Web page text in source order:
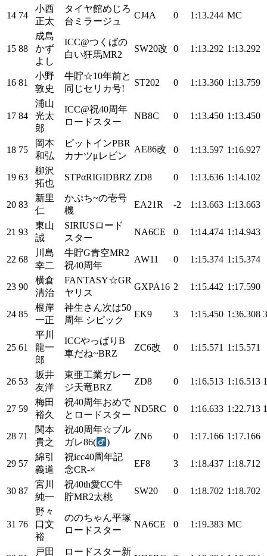
14 74
小西
正太
タイヤ館めじろ
台ミラージュ
CJ4A 0 1:13.244 MC
15 88
成島
かず
よし
ICC@つくばの
白い狂馬MR2
SW20改 0 1:13.292 1:13.292
16 81
小野
敦史
牛貯☆10年前と
同じセリカ号!
ST202 0 1:13.360 1:13.759
17 84
浦山
光太
郎
ICC@祝40周年
ロードスター
NB8C 0 1:13.450 1:13.450
18 75
岡本
和弘
ピットインPBR
カナツμレビン
AE86改 0 1:13.597 1:16.927
19 63
柳沢
拓也
STPαRIGIDBRZ ZD8 0 1:13.636 1:14.102
20 83
新里
仁
かぷち~の壱号
機
EA21R -2 1:13.663 1:13.663
21 93
東山
誠
SIRIUSロード
スター
NA6CE 0 1:14.474 1:14.943
22 68
川島
幸二
牛貯G青空MR2
祝40周年
AW11 0 1:15.374 1:15.374
23 90
横倉
清治
FANTASY☆GR
ヤリス
GXPA16 2 1:15.442 1:17.590
24 85
根岸
一正
神生さん次は50
周年 シピック
EK9 3 1:15.450 1:36.308 3
25 61
平川
龍一
郎
ICCやっばりB
車だね~BRZ
ZC6改 0 1:15.571 1:15.571
26 53
坂井
友洋
東亜工業ガレー
ジ天竜BRZ
ZD8 0 1:16.513 1:16.513 1
27 59
梅田
裕久
祝40周年おめで
とロードスター
ND5RC 0 1:16.633 1:22.713 1
28 71
関本
貴之
祝40周年☆ブル
ガレ86(
)
ZN6 0 1:17.166 1:17.166
29 57
綿引
義道
祝icc40周年記
念CR-×
EF8 3 1:18.437 1:18.712
30 87
宮川
純一
祝40th愛CC牛
貯MR2太桃
SW20 0 1:18.702 1:18.702
31 76
野々
口文
裕
ののちゃん平塚
ロードスター
NA6CE 0 1:19.383 MC
戸田 ロードスター新